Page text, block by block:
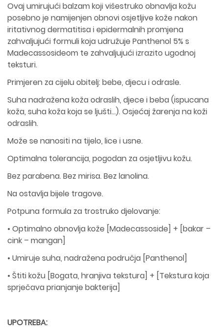
Ovaj umirujući balzam koji višestruko obnavlja kožu
posebno je namijenjen obnovi osjetljive kože nakon
iritativnog dermatitisa i epidermalnih promjena
zahvaljujući formuli koja udružuje Panthenol 5% s
Madecassosideom te zahvaljujući izrazito ugodnoj
teksturi.
Primjeren za cijelu obitelj: bebe, djecu i odrasle.
Suha nadražena koža odraslih, djece i beba (ispucana
koža, suha koža koja se ljušti…). Osjećaj žarenja na koži
odraslih.
Može se nanositi na tijelo, lice i usne.
Optimalna tolerancija, pogodan za osjetljivu kožu.
Bez parabena. Bez mirisa. Bez lanolina.
Na ostavlja bijele tragove.
Potpuna formula za trostruko djelovanje:
• Optimalno obnovlja kože [Madecassoside] + [bakar –
cink – mangan]
• Umiruje suha, nadražena područja [Panthenol]
• Štiti kožu [Bogata, hranjiva tekstura] + [Tekstura koja
sprječava prianjanje bakterija]
UPOTREBA: